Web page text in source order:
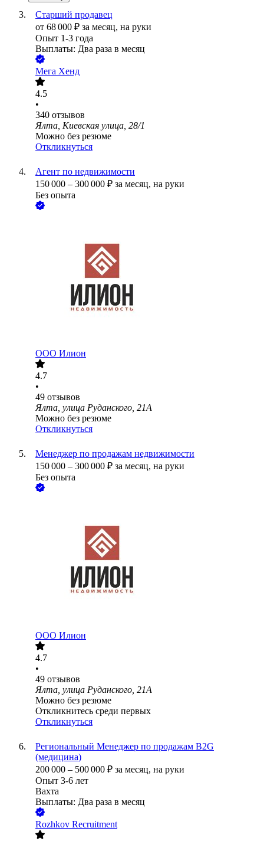
Старший продавец
от 68 000 ₽ за месяц, на руки
Опыт 1-3 года
Выплаты: Два раза в месяц
Мега Хенд
4.5
•
340 отзывов
Ялта, Киевская улица, 28/1
Можно без резюме
Откликнуться
Агент по недвижимости
150 000 – 300 000 ₽ за месяц, на руки
Без опыта
ООО Илион
4.7
•
49 отзывов
Ялта, улица Руданского, 21А
Можно без резюме
Откликнуться
Менеджер по продажам недвижимости
150 000 – 300 000 ₽ за месяц, на руки
Без опыта
ООО Илион
4.7
•
49 отзывов
Ялта, улица Руданского, 21А
Можно без резюме
Откликнитесь среди первых
Откликнуться
Региональный Менеджер по продажам B2G
(медицина)
200 000 – 500 000 ₽ за месяц, на руки
Опыт 3-6 лет
Вахта
Выплаты: Два раза в месяц
Rozhkov Recruitment